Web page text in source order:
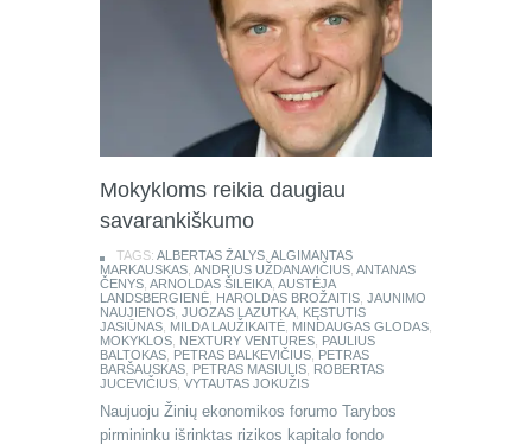
Mokykloms reikia daugiau
savarankiškumo
TAGS: ALBERTAS ŽALYS ALGIMANTAS
MARKAUSKAS ANDRIUS UŽDANAVIČIUS ANTANAS
ČENYS ARNOLDAS ŠILEIKA AUSTĖJA
LANDSBERGIENĖ HAROLDAS BROŽAITIS JAUNIMO
NAUJIENOS JUOZAS LAZUTKA KĘSTUTIS
JASIŪNAS MILDA LAUŽIKAITĖ MINDAUGAS GLODAS
MOKYKLOS NEXTURY VENTURES PAULIUS
BALTOKAS PETRAS BALKEVIČIUS PETRAS
BARŠAUSKAS PETRAS MASIULIS ROBERTAS
JUCEVIČIUS VYTAUTAS JOKUŽIS
Naujuoju Žinių ekonomikos forumo Tarybos
pirmininku išrinktas rizikos kapitalo fondo